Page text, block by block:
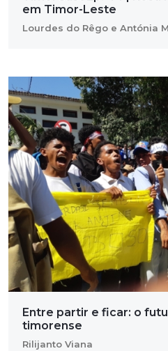
em Timor-Leste
Lourdes do Rêgo e Antónia
Entre partir e ficar: o
timorense
Rilijanto Viana